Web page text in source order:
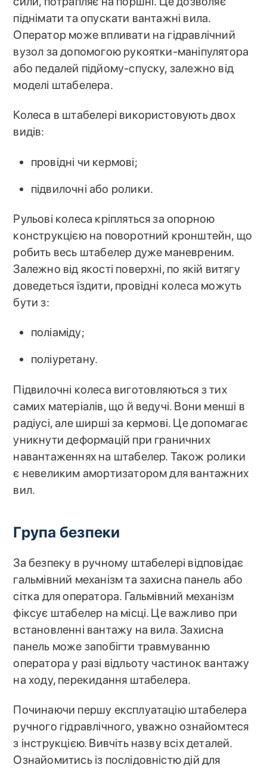
піднімати та опускати вантажні вила.
Оператор може впливати на гідравлічний
вузол за допомогою рукоятки-маніпулятора
або педалей підйому-спуску, залежно від
моделі штабелера.
Колеса в штабелері використовують двох
видів:
провідні чи кермові;
підвилочні або ролики.
Рульові колеса кріпляться за опорною
конструкцією на поворотний кронштейн, що
робить весь штабелер дуже маневреним.
Залежно від якості поверхні, по якій витягу
доведеться їздити, провідні колеса можуть
бути з:
поліаміду;
поліуретану.
Підвилочні колеса виготовляються з тих
самих матеріалів, що й ведучі. Вони менші в
радіусі, але ширші за кермові. Це допомагає
уникнути деформацій при граничних
навантаженнях на штабелер. Також ролики
є невеликим амортизатором для вантажних
вил.
Група безпеки
За безпеку в ручному штабелері відповідає
гальмівний механізм та захисна панель або
сітка для оператора. Гальмівний механізм
фіксує штабелер на місці. Це важливо при
встановленні вантажу на вила. Захисна
панель може запобігти травмуванню
оператора у разі відльоту частинок вантажу
на ходу, перекидання штабелера.
Починаючи першу експлуатацію штабелера
ручного гідравлічного, уважно ознайомтеся
з інструкцією. Вивчіть назву всіх деталей.
Ознайомитись із послідовністю дій для